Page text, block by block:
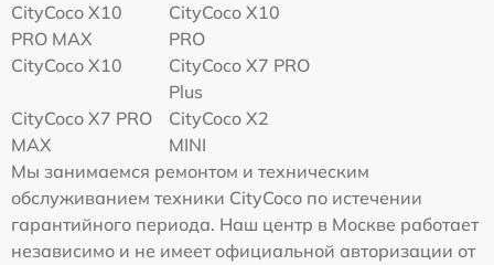
CityCoco X10
PRO MAX
CityCoco X10
PRO
CityCoco X10
CityCoco X7 PRO
Plus
CityCoco X7 PRO
MAX
CityCoco X2
MINI
Мы занимаемся ремонтом и техническим
обслуживанием техники CityCoco по истечении
гарантийного периода. Наш центр в Москве работает
независимо и не имеет официальной авторизации от